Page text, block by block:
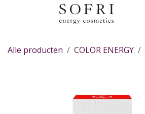
Overslaan naar inhoud
Alle producten COLOR ENERGY